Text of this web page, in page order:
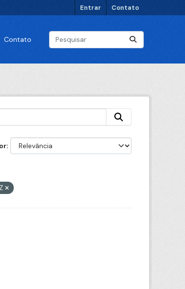
Entrar Contato
Contato